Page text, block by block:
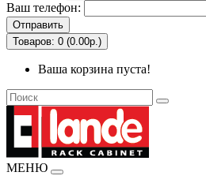
Ваш телефон:
Отправить
Товаров: 0 (0.00р.)
Ваша корзина пуста!
МЕНЮ